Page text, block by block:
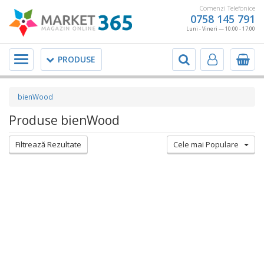
Comenzi Telefonice
0758 145 791
Luni - Vineri — 10:00 - 17:00
PRODUSE
Meniu
bienWood
Produse bienWood
Cele mai Populare
Filtrează Rezultate